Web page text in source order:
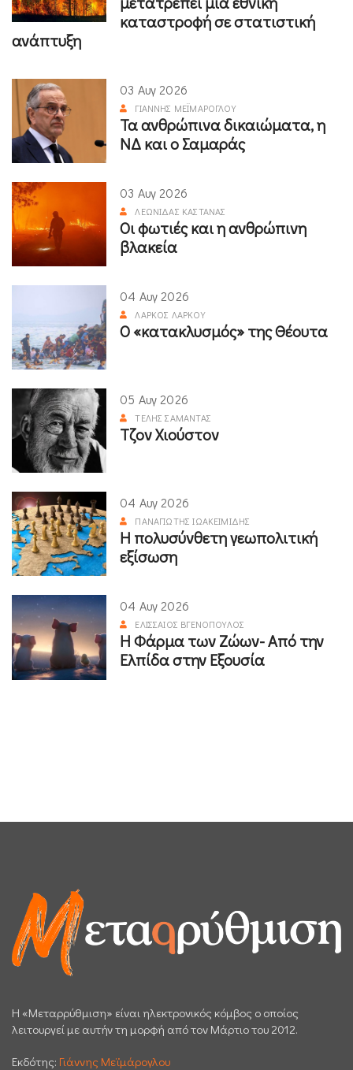
καταστροφή σε στατιστική
ανάπτυξη
03 Αυγ 2026
ΓΙΆΝΝΗΣ ΜΕΪΜΆΡΟΓΛΟΥ
Τα ανθρώπινα δικαιώματα, η
ΝΔ και ο Σαμαράς
03 Αυγ 2026
ΛΕΩΝΊΔΑΣ ΚΑΣΤΑΝΆΣ
Οι φωτιές και η ανθρώπινη
βλακεία
04 Αυγ 2026
ΛΆΡΚΟΣ ΛΆΡΚΟΥ
Ο «κατακλυσμός» της Θέουτα
05 Αυγ 2026
ΤΈΛΗΣ ΣΑΜΑΝΤΆΣ
Τζον Χιούστον
04 Αυγ 2026
ΠΑΝΑΓΙΏΤΗΣ ΙΩΑΚΕΙΜΊΔΗΣ
Η πολυσύνθετη γεωπολιτική
εξίσωση
04 Αυγ 2026
ΕΛΙΣΣΑΊΟΣ ΒΓΕΝΌΠΟΥΛΟΣ
Η Φάρμα των Ζώων- Από την
Ελπίδα στην Εξουσία
H «Μεταρρύθμιση» είναι ηλεκτρονικός κόμβος ο οποίος
λειτουργεί με αυτήν τη μορφή από τον Μάρτιο του 2012.
Εκδότης: Γιάννης Μεϊμάρογλου